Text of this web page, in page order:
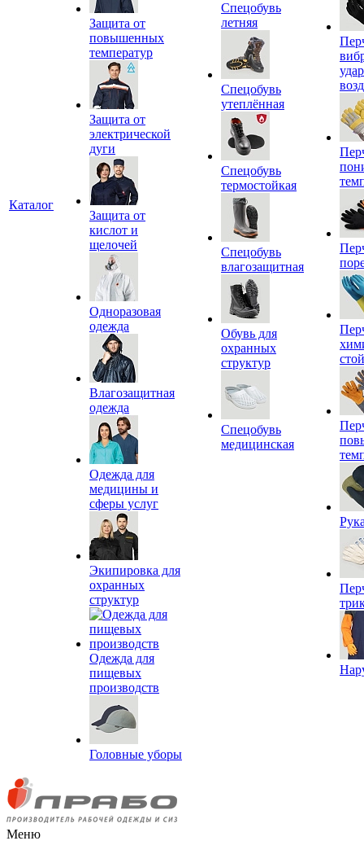
Каталог
Защита от
повышенных
температур
Защита от
электрической
дуги
Защита от
кислот и
щелочей
Одноразовая
одежда
Влагозащитная
одежда
Одежда для
медицины и
сферы услуг
Экипировка для
охранных
структур
Одежда для
пищевых
производств
Головные уборы
Спецобувь
летняя
Спецобувь
утеплённая
Спецобувь
термостойкая
Спецобувь
влагозащитная
Обувь для
охранных
структур
Спецобувь
медицинская
Меню